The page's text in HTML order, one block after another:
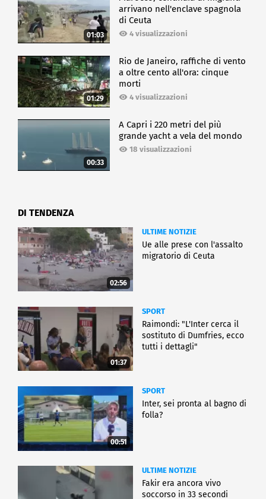
01:03
arrivano nell'enclave spagnola
di Ceuta
4 visualizzazioni
01:29
Rio de Janeiro, raffiche di vento
a oltre cento all'ora: cinque
morti
4 visualizzazioni
00:33
A Capri i 220 metri del più
grande yacht a vela del mondo
18 visualizzazioni
DI TENDENZA
02:56
ULTIME NOTIZIE
Ue alle prese con l'assalto
migratorio di Ceuta
01:37
SPORT
Raimondi: "L'Inter cerca il
sostituto di Dumfries, ecco
tutti i dettagli"
00:51
SPORT
Inter, sei pronta al bagno di
folla?
ULTIME NOTIZIE
Fakir era ancora vivo
soccorso in 33 secondi